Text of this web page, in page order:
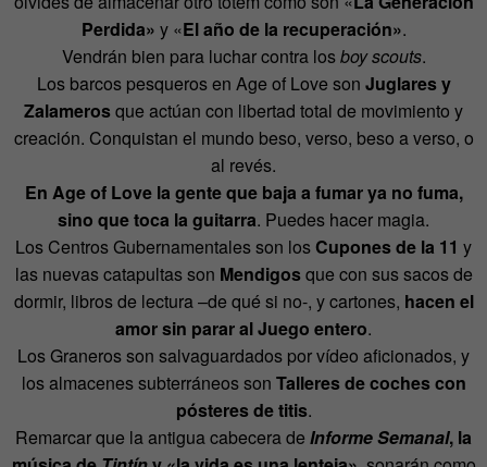
Perdida» y «El año de la recuperación».
Vendrán bien para luchar contra losboy scouts.
Los barcos pesqueros en Age of Love son Juglares y
Zalamerosque actúan con libertad total de movimiento y
creación. Conquistan el mundo beso, verso, beso a verso, o
al revés.
En Age of Love la gente que baja a fumar ya no fuma,
sino que toca la guitarra. Puedes hacer magia.
Los Centros Gubernamentales son losCupones de la 11 y
las nuevas catapultas son Mendigosque con sus sacos de
dormir, libros de lectura –de qué si no-, y cartones, hacen el
amor sin parar al Juego entero.
Los Graneros son salvaguardados por vídeo aficionados, y
los almacenes subterráneos son Talleres de coches con
pósteres de titis.
Remarcar que la antigua cabecera de Informe Semanal, la